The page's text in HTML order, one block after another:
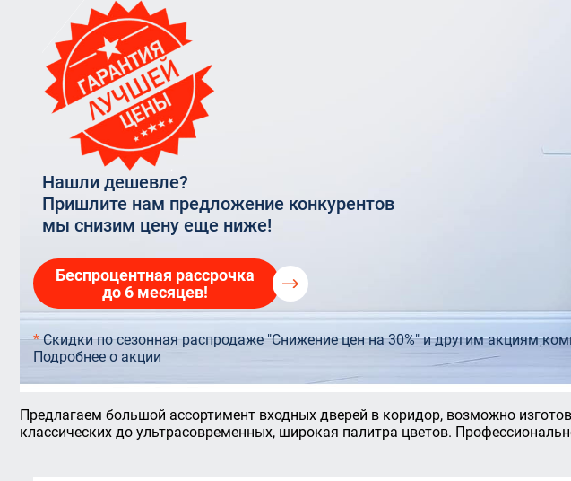
VELUX OPTIMA Комфорт
VELUX PREMIUM
Остекление террас
Остекление торговых центров
Панорамное остекление
Нашли дешевле?
Пришлите нам предложение конкурентов
мы снизим цену еще ниже!
Беспроцентная рассрочка
до 6 месяцев!
*Скидки по сезонная распродаже "Снижение цен на 30%" и другим акциям
Подробнее о акции
Предлагаем большой ассортимент входных дверей в коридор, возможно
классических до ультрасовременных, широкая палитра цветов.